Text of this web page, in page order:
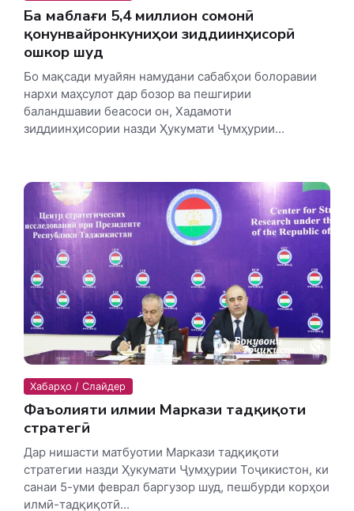
Ба маблағи 5,4 миллион сомонӣ
қонунвайронкуниҳои зиддиинҳисорӣ
ошкор шуд
Бо мақсади муайян намудани сабабҳои болоравии
нархи маҳсулот дар бозор ва пешгирии
баландшавии беасоси он, Хадамоти
зиддиинҳисории назди Ҳукумати Ҷумҳурии...
Хабарҳо / Слайдер
Фаъолияти илмии Маркази тадқиқоти
стратегӣ
Дар нишасти матбуотии Маркази тадқиқоти
стратегии назди Ҳукумати Ҷумҳурии Тоҷикистон, ки
санаи 5-уми феврал баргузор шуд, пешбурди корҳои
илмӣ-тадқиқотӣ...